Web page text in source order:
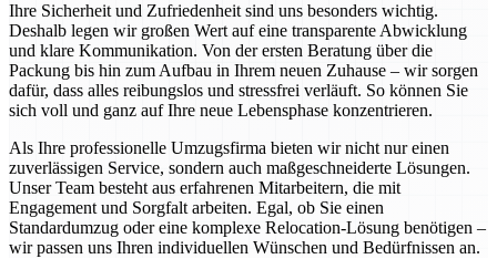
Ihre Sicherheit und Zufriedenheit sind uns besonders wichtig.
Deshalb legen wir großen Wert auf eine transparente Abwicklung
und klare Kommunikation. Von der ersten Beratung über die
Packung bis hin zum Aufbau in Ihrem neuen Zuhause – wir sorgen
dafür, dass alles reibungslos und stressfrei verläuft. So können Sie
sich voll und ganz auf Ihre neue Lebensphase konzentrieren.
Als Ihre professionelle Umzugsfirma bieten wir nicht nur einen
zuverlässigen Service, sondern auch maßgeschneiderte Lösungen.
Unser Team besteht aus erfahrenen Mitarbeitern, die mit
Engagement und Sorgfalt arbeiten. Egal, ob Sie einen
Standardumzug oder eine komplexe Relocation-Lösung benötigen –
wir passen uns Ihren individuellen Wünschen und Bedürfnissen an.